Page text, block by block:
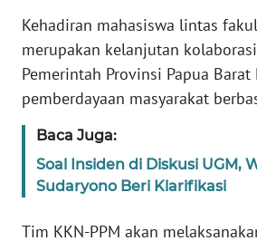
Kehadiran mahasiswa lintas
merupakan kelanjutan
Pemerintah Provinsi Papua Barat
pemberdayaan masyarakat
Baca Juga:
Soal Insiden di Diskusi UGM,
Sudaryono Beri Klarifikasi
Tim KKN-PPM akan
BANTEN
WN
NTT
WN
KEPRI